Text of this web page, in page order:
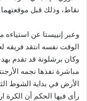
نقاط، وذلك قبل موقعتهما
وعبر إنييستا عن استياءه
الوقت نفسه انتقد
وكان برشلونة قد تقدم
مباشرة نفذها نجمه
الأرض في بداية الشوط
رأى فيها الحكم أن الكرة